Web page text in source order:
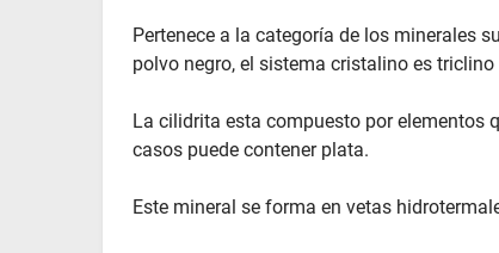
Pertenece a la categoría de los minerales
polvo negro, el sistema cristalino es
La cilidrita esta compuesto por elementos
casos puede contener plata.
Este mineral se forma en vetas